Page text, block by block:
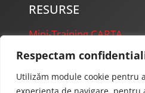
Respectam
Utilizăm module cookie pentru
RESURSE
Mini-Training CARTA
FireFly Presentations
Starter Projects